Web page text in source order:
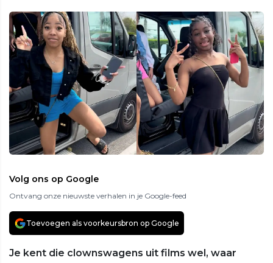
Volg ons op Google
Ontvang onze nieuwste verhalen in je Google-feed
Toevoegen als voorkeursbron op Google
Je kent die clownswagens uit films wel, waar